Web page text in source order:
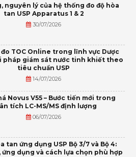
nguyên lý của hệ thống đo độ hòa
tan USP Apparatus 1 & 2
30/07/2026
TOC Online trong lĩnh vực Dược
pháp giám sát nước tinh khiết theo
tiêu chuẩn USP
14/07/2026
Novus V55 – Bước tiến mới trong
tích LC-MS/MS định lượng
06/07/2026
tan ứng dụng USP Bộ 3/7 và Bộ 4:
ứng dụng và cách lựa chọn phù hợp